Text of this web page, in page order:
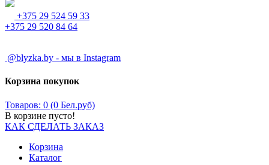
+375 29 524 59 33
+375 29 520 84 64
@blyzka.by - мы в Instagram
Корзина покупок
Товаров: 0 (0 Бел.руб)
В корзине пусто!
КАК СДЕЛАТЬ ЗАКАЗ
Корзина
Каталог